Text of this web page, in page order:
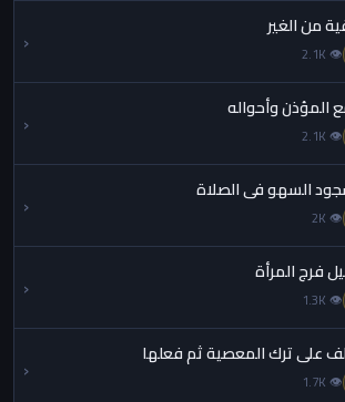
من الغير
👁 2.1K
‹
المؤذن وأحواله
👁 2.1K
‹
السهو في الصلاة
👁 2K
‹
فرج المرأة
👁 1.3K
‹
على ترك المعصية ثم فعلها
👁 1.7K
‹